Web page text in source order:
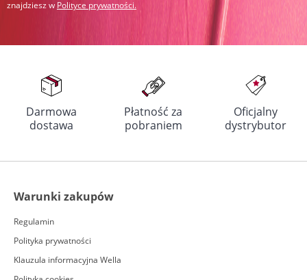
znajdziesz w Polityce prywatności.
Darmowa
dostawa
Płatność za
pobraniem
Oficjalny
dystrybutor
Warunki zakupów
Regulamin
Polityka prywatności
Klauzula informacyjna Wella